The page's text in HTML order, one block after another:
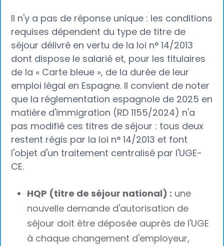
Il n'y a pas de réponse unique : les conditions
requises dépendent du type de titre de
séjour délivré en vertu de la loi n° 14/2013
dont dispose le salarié et, pour les titulaires
de la « Carte bleue », de la durée de leur
emploi légal en Espagne. Il convient de noter
que la réglementation espagnole de 2025 en
matière d'immigration (RD 1155/2024) n'a
pas modifié ces titres de séjour : tous deux
restent régis par la loi n° 14/2013 et font
l'objet d'un traitement centralisé par l'UGE-
CE.
HQP (titre de séjour national) : une
nouvelle demande d'autorisation de
séjour doit être déposée auprès de l'UGE
à chaque changement d'employeur,